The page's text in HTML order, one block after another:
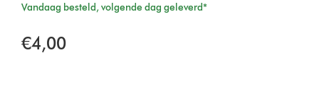
Vandaag besteld, volgende dag geleverd*
€4,00